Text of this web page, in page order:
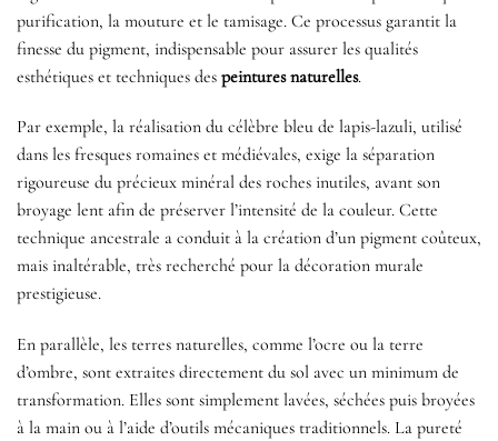
purification, la mouture et le tamisage. Ce processus garantit la
finesse du pigment, indispensable pour assurer les qualités
esthétiques et techniques des peintures naturelles.
Par exemple, la réalisation du célèbre bleu de lapis-lazuli, utilisé
dans les fresques romaines et médiévales, exige la séparation
rigoureuse du précieux minéral des roches inutiles, avant son
broyage lent afin de préserver l’intensité de la couleur. Cette
technique ancestrale a conduit à la création d’un pigment coûteux,
mais inaltérable, très recherché pour la décoration murale
prestigieuse.
En parallèle, les terres naturelles, comme l’ocre ou la terre
d’ombre, sont extraites directement du sol avec un minimum de
transformation. Elles sont simplement lavées, séchées puis broyées
à la main ou à l’aide d’outils mécaniques traditionnels. La pureté